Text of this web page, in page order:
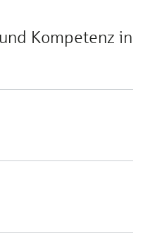
Kompetenz in